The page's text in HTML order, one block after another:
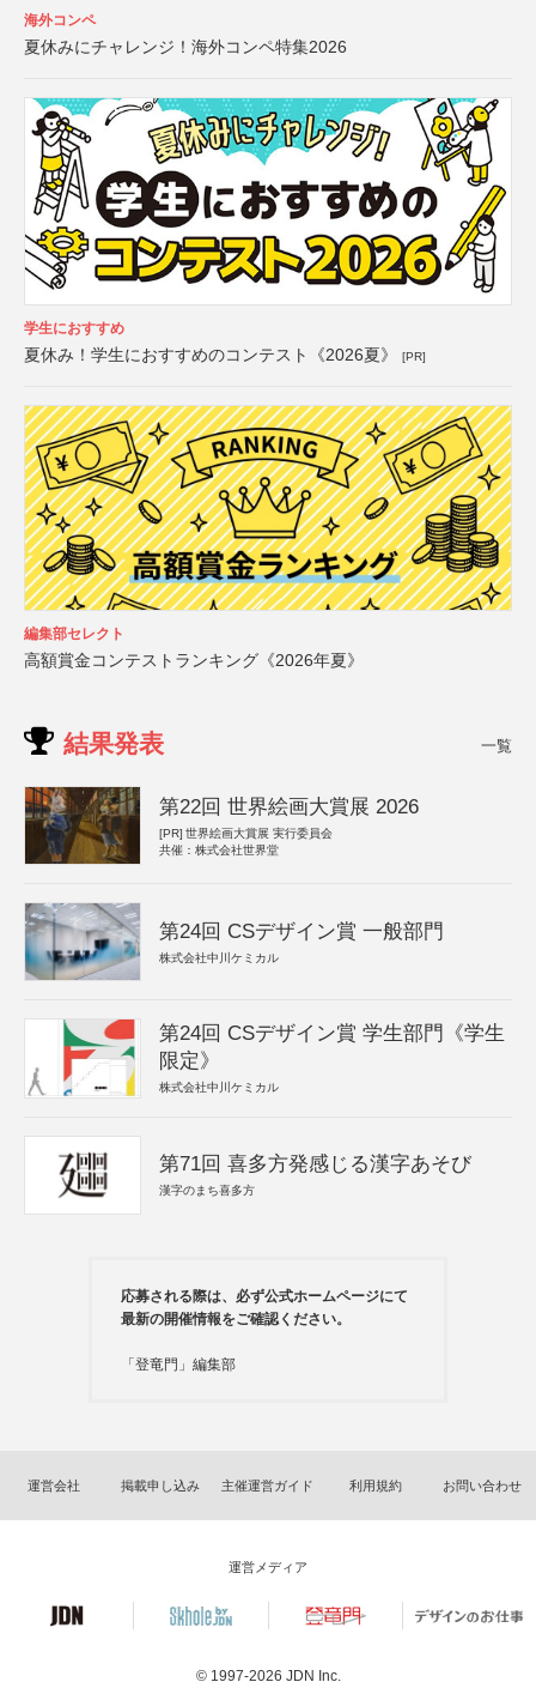
海外コンペ
夏休みにチャレンジ！海外コンペ特集2026
学生におすすめ
夏休み！学生におすすめのコンテスト《2026夏》 [PR]
編集部セレクト
高額賞金コンテストランキング《2026年夏》
結果発表 一覧
第22回 世界絵画大賞展 2026
[PR] 世界絵画大賞展 実行委員会
共催：株式会社世界堂
第24回 CSデザイン賞 一般部門
株式会社中川ケミカル
第24回 CSデザイン賞 学生部門《学生
限定》
株式会社中川ケミカル
第71回 喜多方発感じる漢字あそび
漢字のまち喜多方
応募される際は、必ず公式ホームページにて
最新の開催情報をご確認ください。
「登竜門」編集部
運営会社 掲載申し込み 主催運営ガイド 利用規約 お問い合わせ
運営メディア
© 1997-2026 JDN Inc.